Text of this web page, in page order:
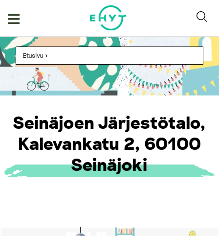
Etusivu >
Seinäjoen Järjestötalo,
Kalevankatu 2, 60100
Seinäjoki